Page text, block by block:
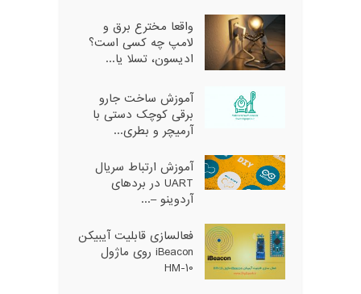
واقعا مخترع برق و
لامپ چه کسی است؟
ادیسون، تسلا یا...
آموزش ساخت جارو
برقی کوچک دستی با
آرمیچر و بطری...
آموزش ارتباط سریال
UART در بردهای
آردوینو –...
فعالسازی قابلیت آیبیکن
iBeacon روی ماژول
HM-10